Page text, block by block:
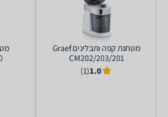
מטחנת ‏קפה ותבלינים Graef
CM202/203/201
1.0
(1)